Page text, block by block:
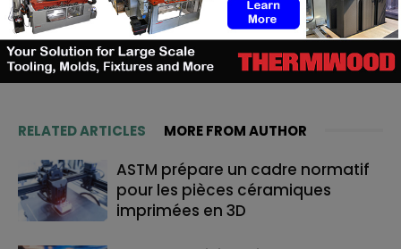
https://additive-talks.com/
RELATED ARTICLES MORE FROM AUTHOR
ASTM prépare un cadre normatif
pour les pièces céramiques
imprimées en 3D